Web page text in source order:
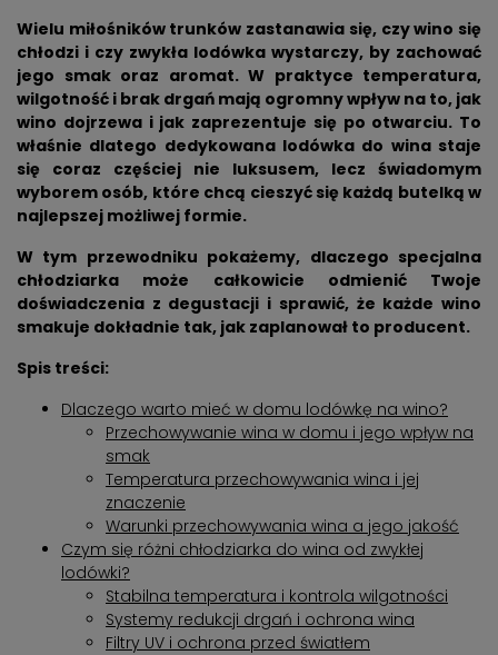
Wielu miłośników trunków zastanawia się, czy wino się
chłodzi i czy zwykła lodówka wystarczy, by zachować
jego smak oraz aromat. W praktyce temperatura,
wilgotność i brak drgań mają ogromny wpływ na to, jak
wino dojrzewa i jak zaprezentuje się po otwarciu. To
właśnie dlatego dedykowana lodówka do wina staje
się coraz częściej nie luksusem, lecz świadomym
wyborem osób, które chcą cieszyć się każdą butelką w
najlepszej możliwej formie.
W tym przewodniku pokażemy, dlaczego specjalna
chłodziarka może całkowicie odmienić Twoje
doświadczenia z degustacji i sprawić, że każde wino
smakuje dokładnie tak, jak zaplanował to producent.
Spis treści:
Dlaczego warto mieć w domu lodówkę na wino?
Przechowywanie wina w domu i jego wpływ na
smak
Temperatura przechowywania wina i jej
znaczenie
Warunki przechowywania wina a jego jakość
Czym się różni chłodziarka do wina od zwykłej
lodówki?
Stabilna temperatura i kontrola wilgotności
Systemy redukcji drgań i ochrona wina
Filtry UV i ochrona przed światłem